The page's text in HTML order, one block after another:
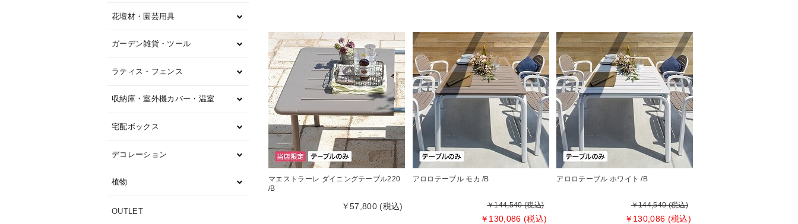
マエストラーレ ダイニングテーブル220
/B
￥57,800 (税込)
アロロテーブル モカ /B
￥144,540 (税込)
￥130,086 (税込)
アロロテーブル ホワイト /B
￥144,540 (税込)
￥130,086 (税込)
花壇材・園芸用具
ガーデン雑貨・ツール
ラティス・フェンス
収納庫・室外機カバー・温室
宅配ボックス
デコレーション
植物
OUTLET